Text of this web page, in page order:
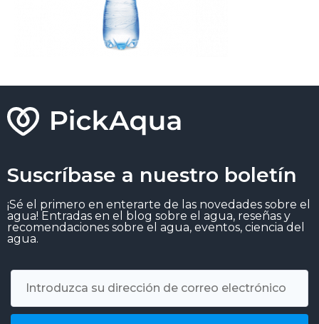
Suscríbase a nuestro boletín
¡Sé el primero en enterarte de las novedades sobre el
agua! Entradas en el blog sobre el agua, reseñas y
recomendaciones sobre el agua, eventos, ciencia del
agua.